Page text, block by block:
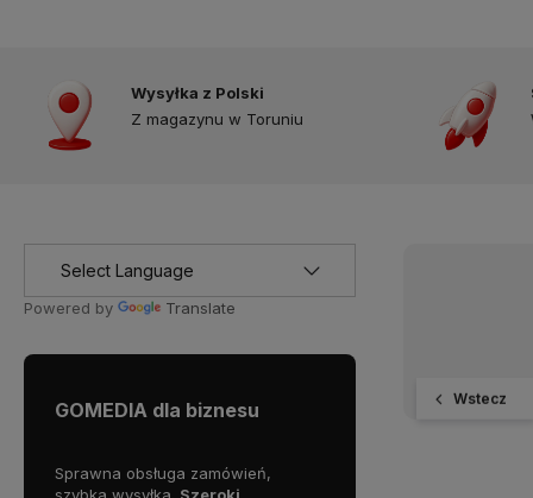
Wysyłka z Polski
Z magazynu w Toruniu
Powered by Translate
GOMEDIA dla biznesu
Sprawna obsługa zamówień,
szybka wysyłka. Szeroki
Wstecz